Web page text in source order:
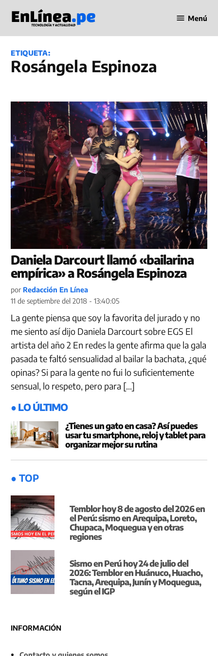
contenido
en Línea
Menú
ETIQUETA:
Rosángela Espinoza
Daniela Darcourt llamó «bailarina
empírica» a Rosángela Espinoza
por Redacción En Línea
11 de septiembre del 2018 - 13:40:05
La gente piensa que soy la favorita del jurado y no
me siento así dijo Daniela Darcourt sobre EGS El
artista del año 2 En redes la gente afirma que la gala
pasada te faltó sensualidad al bailar la bachata, ¿qué
opinas? Si para la gente no fui lo suficientemente
sensual, lo respeto, pero para […]
● LO ÚLTIMO
¿Tienes un gato en casa? Así puedes
usar tu smartphone, reloj y tablet para
organizar mejor su rutina
● TOP
Temblor hoy 8 de agosto del 2026 en
el Perú: sismo en Arequipa, Loreto,
Chupaca, Moquegua y en otras
regiones
Sismo en Perú hoy 24 de julio del
2026: Temblor en Huánuco, Huacho,
Tacna, Arequipa, Junín y Moquegua,
según el IGP
INFORMACIÓN